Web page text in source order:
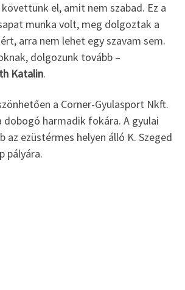
el, amit nem szabad. Ez a
munka volt, meg dolgoztak a
arra nem lehet egy szavam sem.
dolgozunk tovább –
Katalin.
a Corner-Gyulasport Nkft.
harmadik fokára. A gyulai
az ezüstérmes helyen álló K. Szeged
pályára.